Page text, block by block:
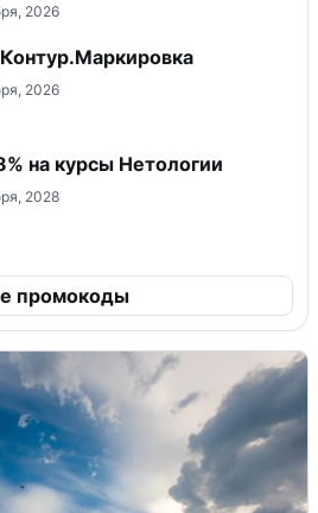
2026
2026
на курсы Нетологии
2028
промокоды